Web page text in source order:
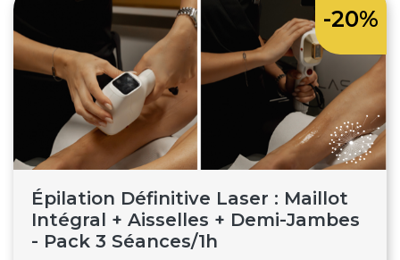
-20%
Épilation Définitive Laser : Maillot
Intégral + Aisselles + Demi-Jambes
- Pack 3 Séances/1h